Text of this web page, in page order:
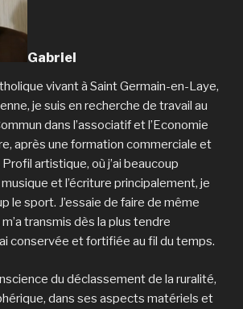
Gabriel
vivant à Saint Germain-en-Laye,
je suis en recherche de travail au
dans l’associatif et l’Economie
après une formation commerciale et
artistique, où j’ai beaucoup
et l’écriture principalement, je
le sport. J’essaie de faire de même
m’a transmis dès la plus tendre
conservée et fortifiée au fil du temps.
du déclassement de la ruralité,
dans ses aspects matériels et